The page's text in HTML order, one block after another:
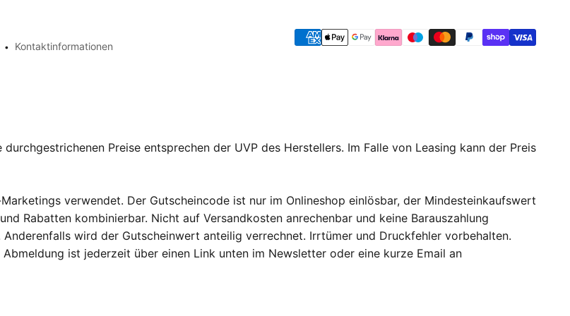
Kontaktinformationen
durchgestrichenen Preise entsprechen der UVP des Herstellers. Im Falle von Leasing kann der Preis
verwendet. Der Gutscheincode ist nur im Onlineshop einlösbar, der Mindesteinkaufswert
Rabatten kombinierbar. Nicht auf Versandkosten anrechenbar und keine Barauszahlung
wird der Gutscheinwert anteilig verrechnet. Irrtümer und Druckfehler vorbehalten.
Abmeldung ist jederzeit über einen Link unten im Newsletter oder eine kurze Email an